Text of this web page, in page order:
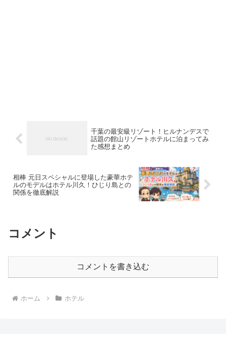
千葉の最安級リゾート！ヒルナンデスで
話題の館山リゾートホテルに泊まってみ
た感想まとめ
相棒 元日スペシャルに登場した豪華ホテ
ルのモデルはホテル川久！ひじり島との
関係を徹底解説
コメント
コメントを書き込む
ホーム ホテル